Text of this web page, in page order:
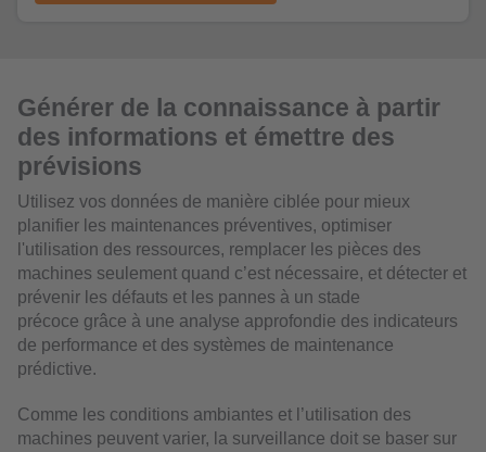
Générer de la connaissance à partir
des informations et émettre des
prévisions
Utilisez vos données de manière ciblée pour mieux
planifier les maintenances préventives, optimiser
l'utilisation des ressources, remplacer les pièces des
machines seulement quand c’est nécessaire, et détecter et
prévenir les défauts et les pannes à un stade
précoce grâce à une analyse approfondie des indicateurs
de performance et des systèmes de maintenance
prédictive.
Comme les conditions ambiantes et l’utilisation des
machines peuvent varier, la surveillance doit se baser sur